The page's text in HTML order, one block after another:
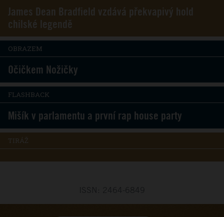
James Dean Bradfield vzdává překvapivý hold
chilské legendě
OBRAZEM
Očičkem Nožičky
FLASHBACK
Mišík v parlamentu a první rap house party
TIRÁŽ